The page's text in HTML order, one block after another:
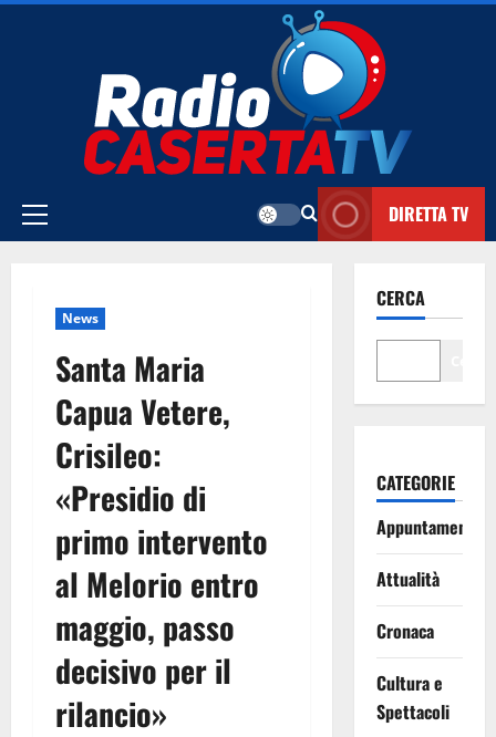
Vai
Menu
DIRETTA TV
News
Santa Maria
Capua Vetere,
Crisileo:
«Presidio di
primo intervento
al Melorio entro
maggio, passo
decisivo per il
rilancio»
CERCA
CATEGORIE
Appuntamenti
Attualità
Cronaca
Cultura e
Spettacoli